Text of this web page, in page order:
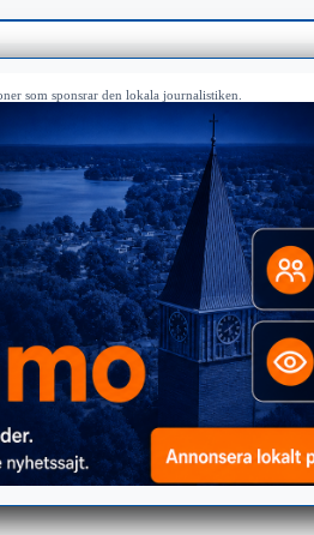
som sponsrar den lokala journalistiken.